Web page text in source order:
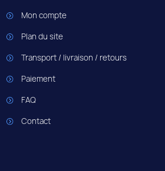
Mon compte
Plan du site
Transport / livraison / retours
Paiement
FAQ
Contact